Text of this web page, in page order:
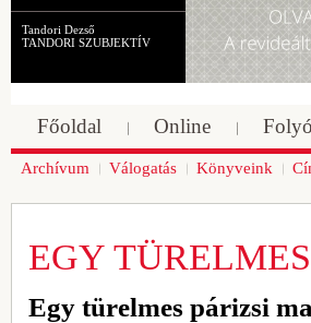
Tandori Dezső
TANDORI SZUBJEKTÍV
Főoldal Online
Archívum Válogatás Könyveink
EGY
Egy türelmes párizsi